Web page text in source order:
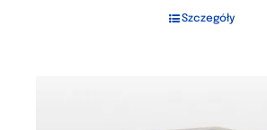
Szczegóły